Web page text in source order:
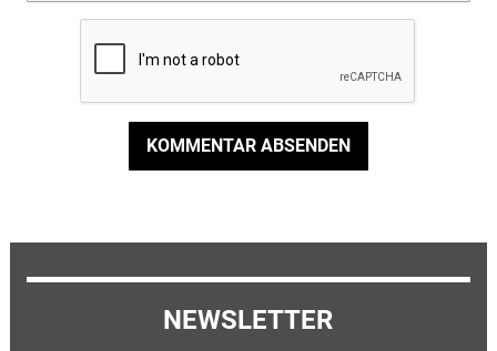
KOMMENTAR ABSENDEN
NEWSLETTER